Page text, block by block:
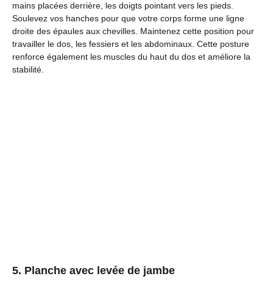
mains placées derrière, les doigts pointant vers les pieds.
Soulevez vos hanches pour que votre corps forme une ligne
droite des épaules aux chevilles. Maintenez cette position pour
travailler le dos, les fessiers et les abdominaux. Cette posture
renforce également les muscles du haut du dos et améliore la
stabilité.
5. Planche avec levée de jambe